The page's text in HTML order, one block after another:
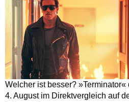
Welcher ist besser? »Terminator«
4. August im Direktvergleich auf